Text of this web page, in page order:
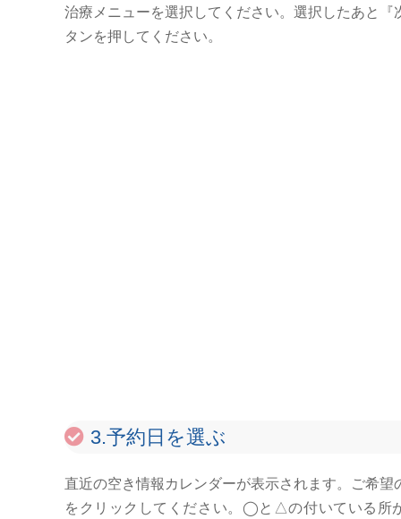
治療メニューを選択してください。選択したあと『
タンを押してください。
3.予約日を選ぶ
直近の空き情報カレンダーが表示されます。ご希望
をクリックしてください。◯と△の付いている所